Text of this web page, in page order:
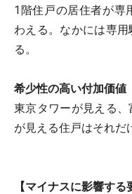
1階住戸の居住者が専
わえる。なかには専
る。
希少性の高い付加価値
東京タワーが見える
が見える住戸はそれだ
【マイナスに影響する